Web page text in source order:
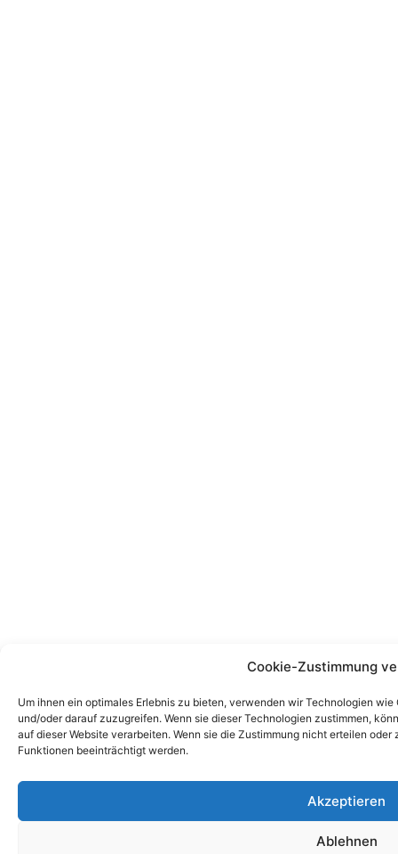
Cookie-Zustimmung
Um ihnen ein optimales Erlebnis zu bieten, verwenden wir Technologien
und/oder darauf zuzugreifen. Wenn sie dieser Technologien zustimmen,
auf dieser Website verarbeiten. Wenn sie die Zustimmung nicht erteilen
Funktionen beeinträchtigt werden.
Akzeptieren
Ablehnen